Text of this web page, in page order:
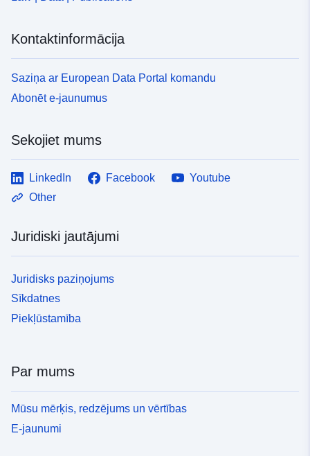
Kontaktinformācija
Saziņa ar European Data Portal komandu
Abonēt e-jaunumus
Sekojiet mums
LinkedIn Facebook
Youtube
Other
Juridiski jautājumi
Juridisks paziņojums
Sīkdatnes
Piekļūstamība
Par mums
Mūsu mērķis, redzējums un vērtības
E-jaunumi